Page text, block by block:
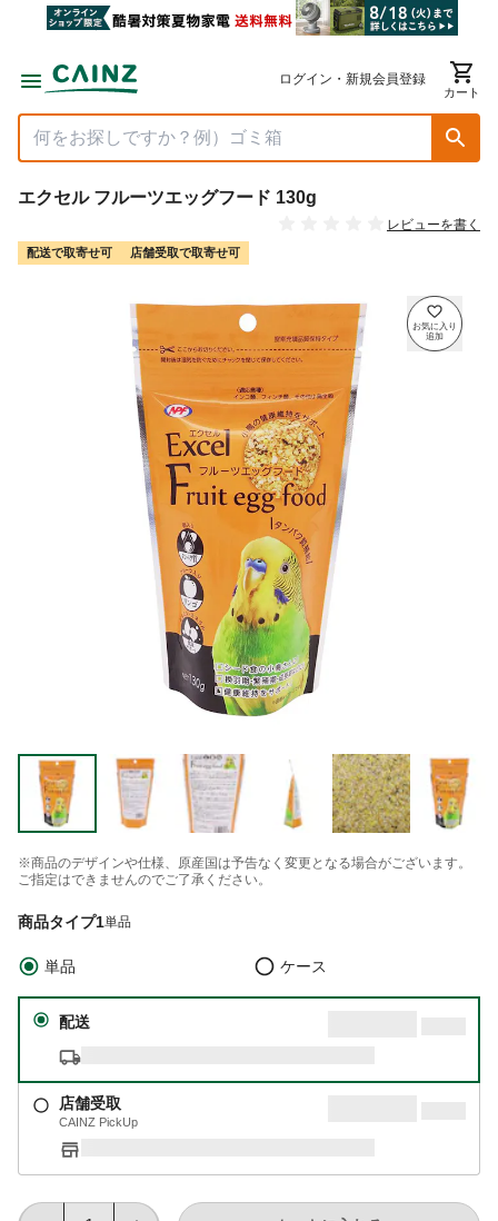
ログイン・新規会員登録
カート
エクセル フルーツエッグフード 130g
レビューを書く
配送で取寄せ可 店舗受取で取寄せ可
※商品のデザインや仕様、原産国は予告なく変更となる場合がございます。
ご指定はできませんのでご了承ください。
商品タイプ1単品
単品 ケース
配送
店舗受取
CAINZ PickUp